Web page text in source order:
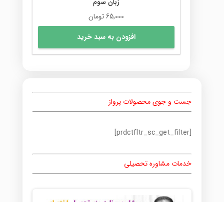
65,000تومان
افزودن به سبد خرید
جست و جوی محصولات پرواز
[prdctfltr_sc_get_filter]
خدمات مشاوره تحصیلی